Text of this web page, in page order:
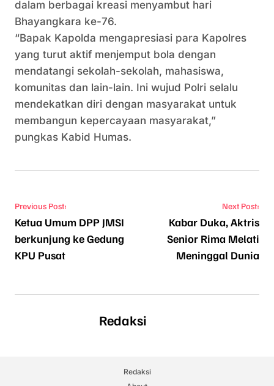
dalam berbagai kreasi menyambut hari
Bhayangkara ke-76.
“Bapak Kapolda mengapresiasi para Kapolres
yang turut aktif menjemput bola dengan
mendatangi sekolah-sekolah, mahasiswa,
komunitas dan lain-lain. Ini wujud Polri selalu
mendekatkan diri dengan masyarakat untuk
membangun kepercayaan masyarakat,”
pungkas Kabid Humas.
Navigasi pos
Previous Post:
Ketua Umum DPP JMSI
berkunjung ke Gedung
KPU Pusat
Next Post:
Kabar Duka, Aktris
Senior Rima Melati
Meninggal Dunia
Redaksi
Redaksi